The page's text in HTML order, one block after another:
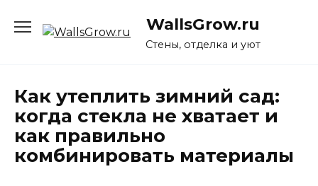
содержанию
WallsGrow.ru
Стены, отделка и уют
Как утеплить зимний сад:
когда стекла не хватает и
как правильно
комбинировать материалы